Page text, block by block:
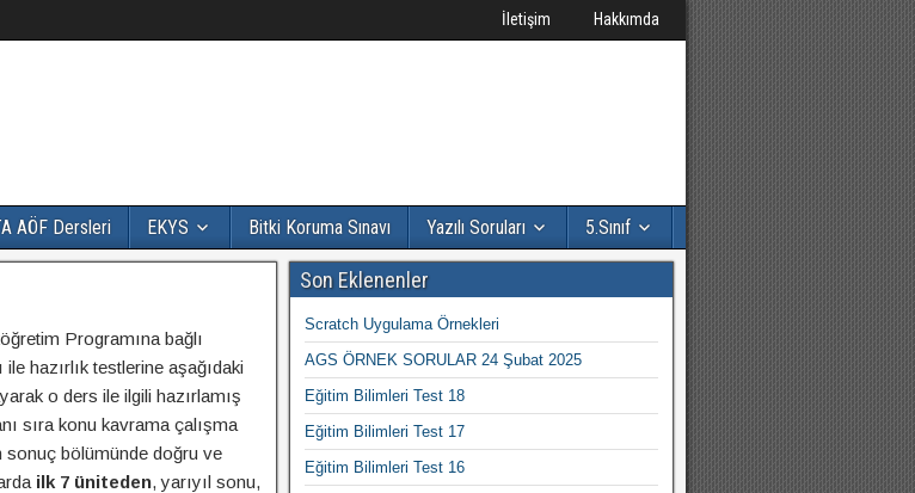
İletişim Hakkımda
AÖF Dersleri EKYS Bitki Koruma Sınavı Yazılı Soruları 5.Sınıf
Programına bağlı
hazırlık testlerine aşağıdaki
o ders ile ilgili hazırlamış
sıra konu kavrama çalışma
sonuç bölümünde doğru ve
ilk 7 üniteden, yarıyıl sonu,
Son Eklenenler
Scratch Uygulama Örnekleri
AGS ÖRNEK SORULAR 24 Şubat 2025
Eğitim Bilimleri Test 18
Eğitim Bilimleri Test 17
Eğitim Bilimleri Test 16